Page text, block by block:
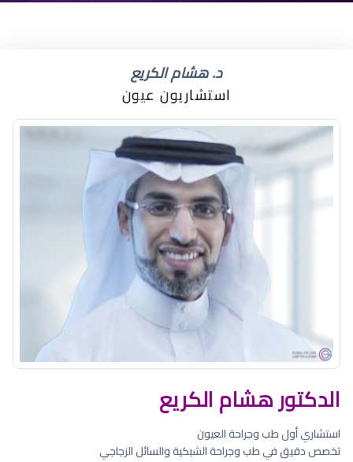
د. هشام الكريع
استشاريون عيون
الدكتور هشام الكريع
استشاري أول طب وجراحة العيون
تخصص دقيق في طب وجراحة الشبكية والسائل الزجاجي